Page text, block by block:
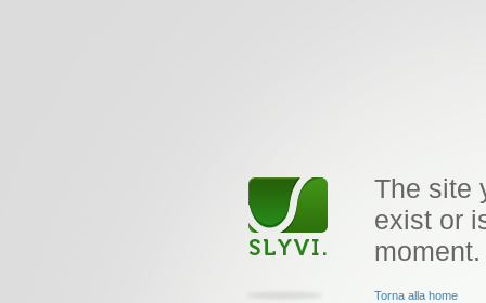
The site
exist or
moment.
Torna alla home